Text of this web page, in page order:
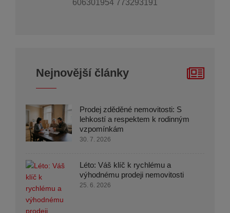
606301954 773293191
Nejnovější články
Prodej zděděné nemovitosti: S
lehkostí a respektem k rodinným
vzpomínkám
30. 7. 2026
Léto: Váš klíč k rychlému a
výhodnému prodeji nemovitosti
25. 6. 2026